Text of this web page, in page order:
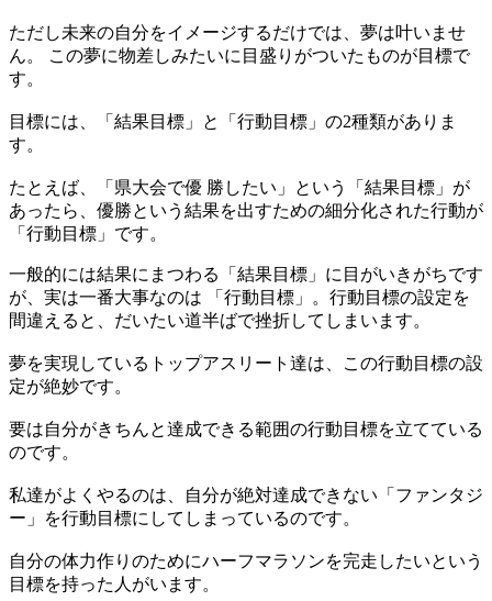
ただし未来の自分をイメージするだけでは、夢は叶いませ
ん。 この夢に物差しみたいに目盛りがついたものが目標で
す。
目標には、「結果目標」と「行動目標」の2種類がありま
す。
たとえば、「県大会で優 勝したい」という「結果目標」が
あったら、優勝という結果を出すための細分化された行動が
「行動目標」です。
一般的には結果にまつわる「結果目標」に目がいきがちです
が、実は一番大事なのは 「行動目標」。行動目標の設定を
間違えると、だいたい道半ばで挫折してしまいます。
夢を実現しているトップアスリート達は、この行動目標の設
定が絶妙です。
要は自分がきちんと達成できる範囲の行動目標を立てている
のです。
私達がよくやるのは、自分が絶対達成できない「ファンタジ
ー」を行動目標にしてしまっているのです。
自分の体力作りのためにハーフマラソンを完走したいという
目標を持った人がいます。